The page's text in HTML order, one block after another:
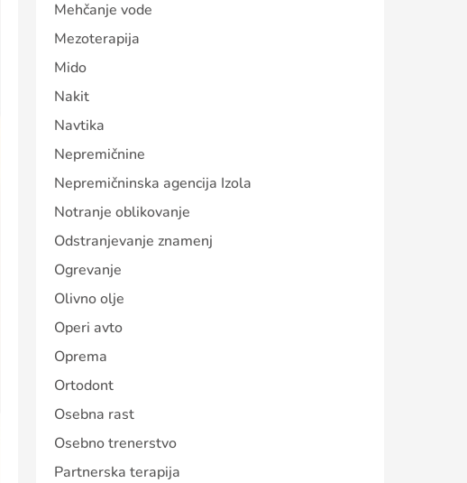
Mehčanje vode
Mezoterapija
Mido
Nakit
Navtika
Nepremičnine
Nepremičninska agencija Izola
Notranje oblikovanje
Odstranjevanje znamenj
Ogrevanje
Olivno olje
Operi avto
Oprema
Ortodont
Osebna rast
Osebno trenerstvo
Partnerska terapija